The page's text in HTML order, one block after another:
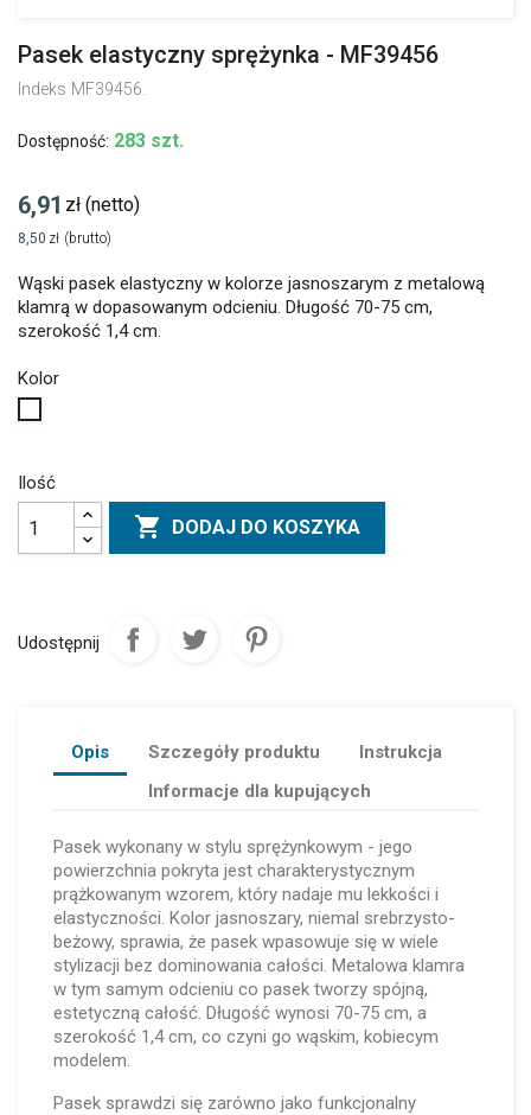
Pasek elastyczny sprężynka - MF39456
Indeks MF39456.
Dostępność: 283 szt.
6,91 zł (netto)
8,50 zł (brutto)
Wąski pasek elastyczny w kolorze jasnoszarym z metalową
klamrą w dopasowanym odcieniu. Długość 70-75 cm,
szerokość 1,4 cm.
Kolor
Ilość
 DODAJ DO KOSZYKA
Udostępnij
Opis Szczegóły produktu
Instrukcja
Informacje dla kupujących
Pasek wykonany w stylu sprężynkowym - jego
powierzchnia pokryta jest charakterystycznym
prążkowanym wzorem, który nadaje mu lekkości i
elastyczności. Kolor jasnoszary, niemal srebrzysto-
beżowy, sprawia, że pasek wpasowuje się w wiele
stylizacji bez dominowania całości. Metalowa klamra
w tym samym odcieniu co pasek tworzy spójną,
estetyczną całość. Długość wynosi 70-75 cm, a
szerokość 1,4 cm, co czyni go wąskim, kobiecym
modelem.
Pasek sprawdzi się zarówno jako funkcjonalny